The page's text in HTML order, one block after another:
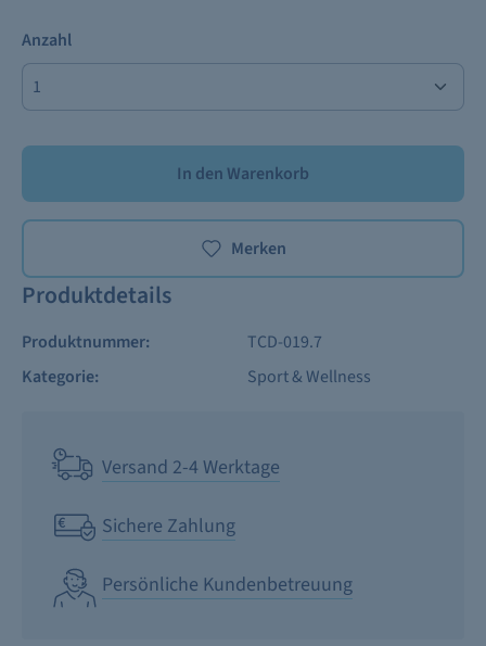
Anzahl
In den Warenkorb
Merken
Produktdetails
Produktnummer:
TCD-019.7
Kategorie:
Sport & Wellness
Versand 2-4 Werktage
Sichere Zahlung
Persönliche Kundenbetreuung